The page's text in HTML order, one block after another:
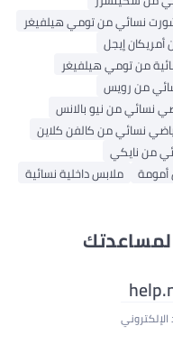
نسائي من تومي هيلفيغر
إيجل
من تومي هيلفيغر
من رويس
نسائي من نيو بالانس
نسائي من كالفن كلاين
من نايكي
ملابس داخلية نسائية